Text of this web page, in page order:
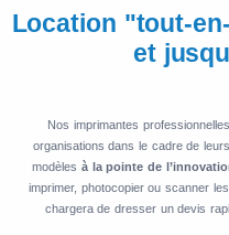
Location "tout-
et
Nos imprimantes
organisations dans le cadre de
modèles à la pointe de
imprimer, photocopier ou scanner
chargera de dresser un devis